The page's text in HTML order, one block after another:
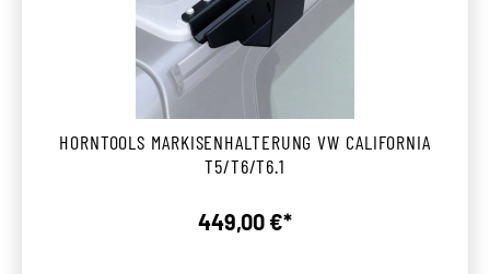
HORNTOOLS MARKISENHALTERUNG VW CALIFORNIA
T5/T6/T6.1
Regulärer Preis:
449,00 €*